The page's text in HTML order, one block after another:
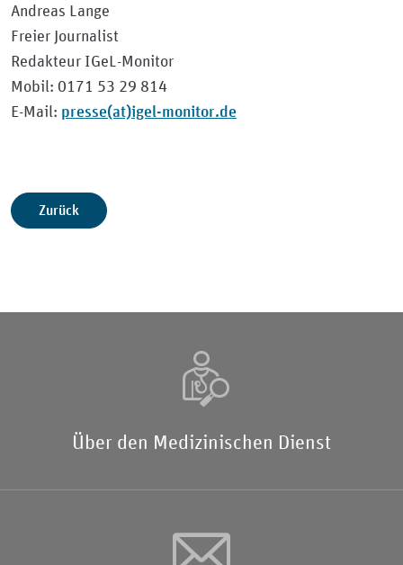
Andreas Lange
Freier Journalist
Redakteur IGeL-Monitor
Mobil: 0171 53 29 814
E-Mail: presse(at)igel-monitor.de
Zurück
Über den Medizinischen Dienst